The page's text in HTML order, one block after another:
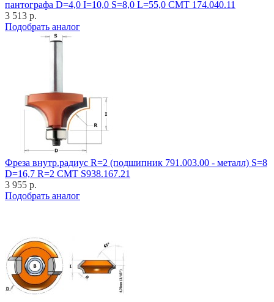
пантографа D=4,0 I=10,0 S=8,0 L=55,0 CMT 174.040.11
3 513 р.
Подобрать аналог
Фреза внутр.радиус R=2 (подшипник 791.003.00 - металл) S=8
D=16,7 R=2 CMT S938.167.21
3 955 р.
Подобрать аналог